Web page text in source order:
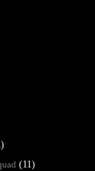
(11)